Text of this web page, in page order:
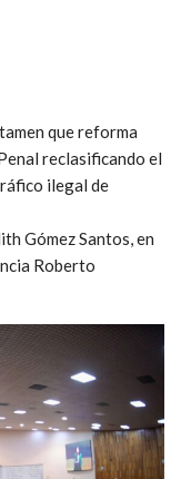
que reforma
reclasificando el
ilegal de
Gómez Santos, en
Roberto